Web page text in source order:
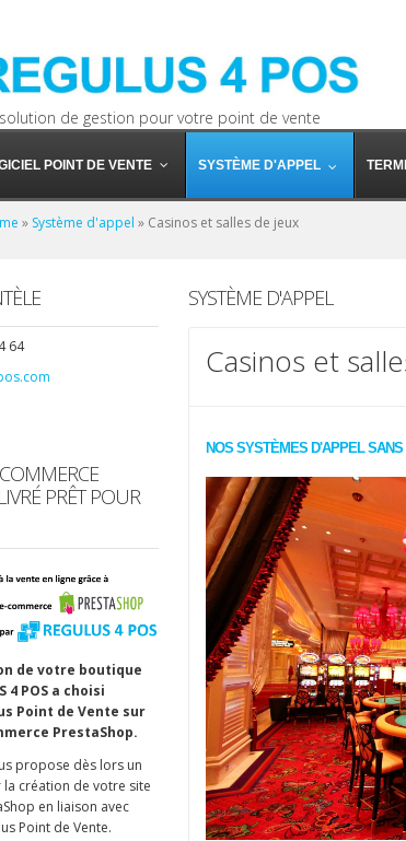
de gestion pour votre point de vente
POINT DE VENTE SYSTÈME D'APPEL
» Système d'appel » Casinos et salles de jeux
64
PRÊT POUR
de votre boutique
4 POS a choisi
Point de Vente sur
PrestaShop.
propose dès lors un
création de votre site
en liaison avec
Point de Vente.
SYSTÈME D'APPEL
Casinos et
NOS SYSTÈMES D'APPEL